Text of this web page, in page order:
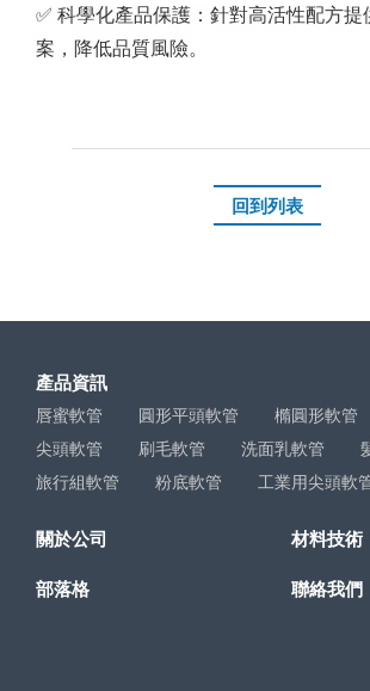
✅ 科學化產品保護：針對高活性配方
案，降低品質風險。
回到列表
產品資訊
唇蜜軟管 圓形平頭軟管 橢圓形軟管
尖頭軟管
刷毛軟管 洗面乳軟管
旅行組軟管
粉底軟管 工業用尖頭軟
關於公司 材料技術
部落格 聯絡我們